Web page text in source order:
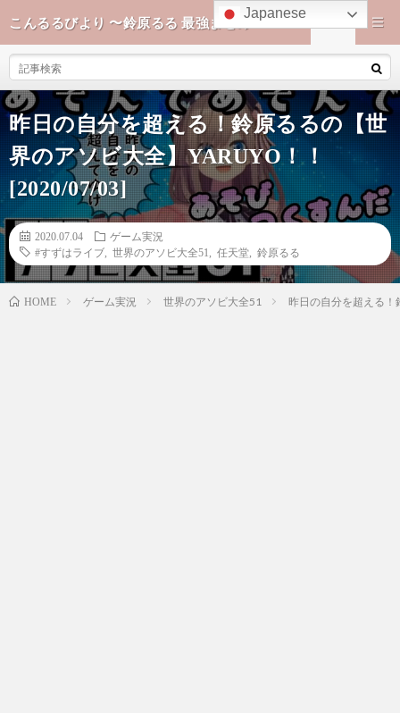
こんるるびより 〜鈴原るる 最強まとめ〜
昨日の自分を超える！鈴原るるの【世
界のアソビ大全】YARUYO！！
[2020/07/03]
2020.07.04
ゲーム実況
#すずはライブ
世界のアソビ大全51 任天堂 鈴原るる
HOME ゲーム実況 世界のアソビ大全51 昨日の自分を超える
Japanese